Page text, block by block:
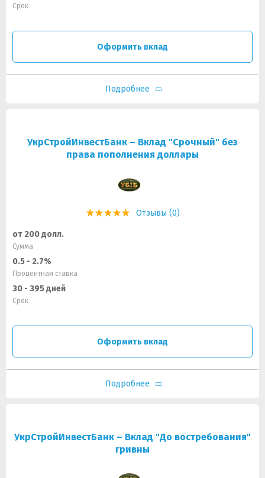
Срок
Оформить вклад
Подробнее
УкрСтройИнвестБанк – Вклад "Срочный" без
права пополнения доллары
Отзывы (0)
от 200 долл.
Сумма
0.5 - 2.7%
Процентная ставка
30 - 395 дней
Срок
Оформить вклад
Подробнее
УкрСтройИнвестБанк – Вклад "До востребования"
гривны